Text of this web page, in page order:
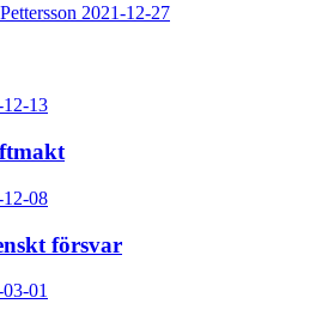
2021-12-27
12-13
12-08
försvar
01